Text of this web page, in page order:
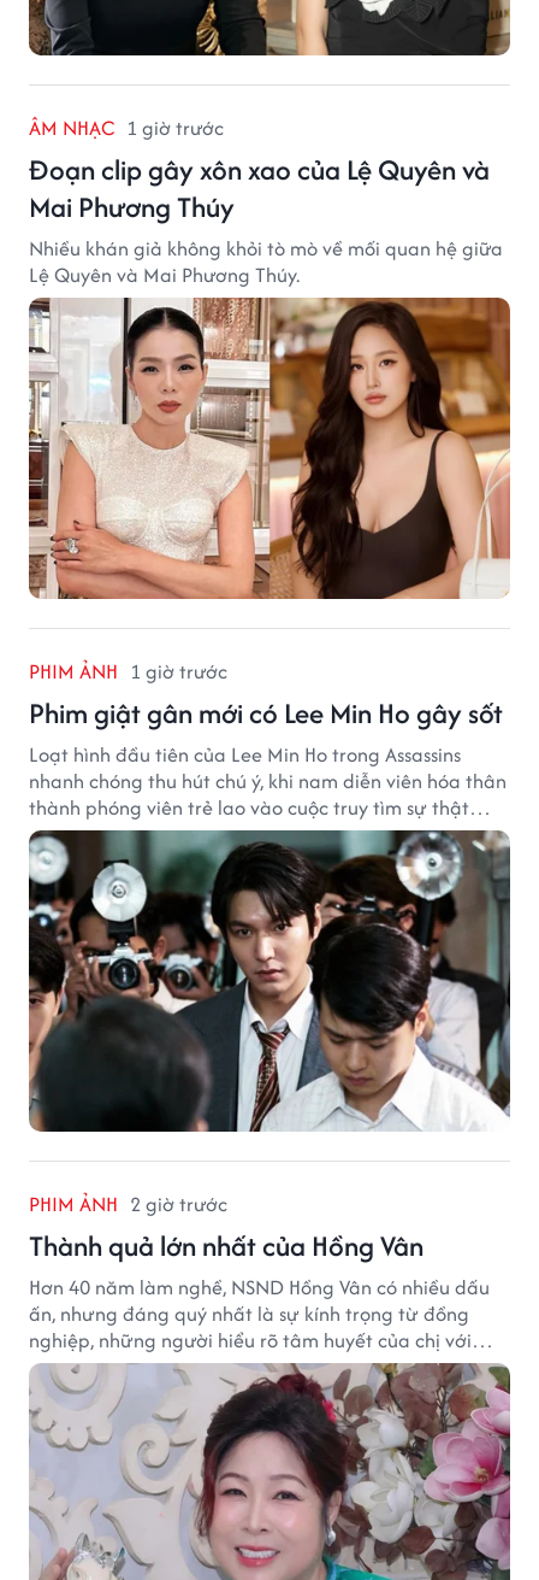
ÂM NHẠC 1 giờ trước
Đoạn clip gây xôn xao của Lệ Quyên và
Mai Phương Thúy
Nhiều khán giả không khỏi tò mò về mối quan hệ giữa
Lệ Quyên và Mai Phương Thúy.
PHIM ẢNH 1 giờ trước
Phim giật gân mới có Lee Min Ho gây sốt
Loạt hình đầu tiên của Lee Min Ho trong Assassins
nhanh chóng thu hút chú ý, khi nam diễn viên hóa thân
thành phóng viên trẻ lao vào cuộc truy tìm sự thật
phía sau một vụ ám sát gây chấn động Hàn Quốc.
PHIM ẢNH 2 giờ trước
Thành quả lớn nhất của Hồng Vân
Hơn 40 năm làm nghề, NSND Hồng Vân có nhiều dấu
ấn, nhưng đáng quý nhất là sự kính trọng từ đồng
nghiệp, những người hiểu rõ tâm huyết của chị với
nghệ thuật.